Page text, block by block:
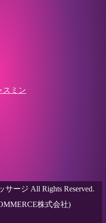
スミン
サージ All Rights Reserved.
株式会社)